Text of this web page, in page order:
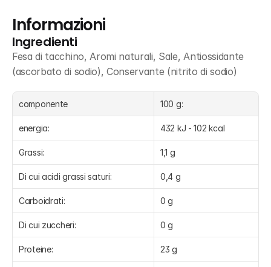
Informazioni
Ingredienti
Fesa di tacchino, Aromi naturali, Sale, Antiossidante
(ascorbato di sodio), Conservante (nitrito di sodio)
componente 100 g:
energia: 432 kJ - 102 kcal
Grassi: 1,1 g
Di cui acidi grassi saturi: 0,4 g
Carboidrati: 0 g
Di cui zuccheri: 0 g
Proteine: 23 g